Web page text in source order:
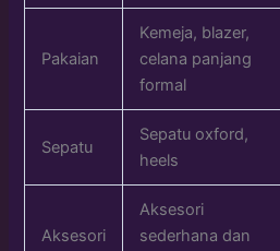
Pakaian
Kemeja, blazer,
celana panjang
formal
Sepatu
Sepatu oxford,
heels
Aksesori
Aksesori
sederhana dan